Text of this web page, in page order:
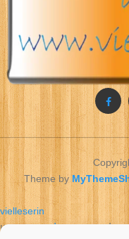
Theme by
vielleserin
לדה – נערותליווי בבית